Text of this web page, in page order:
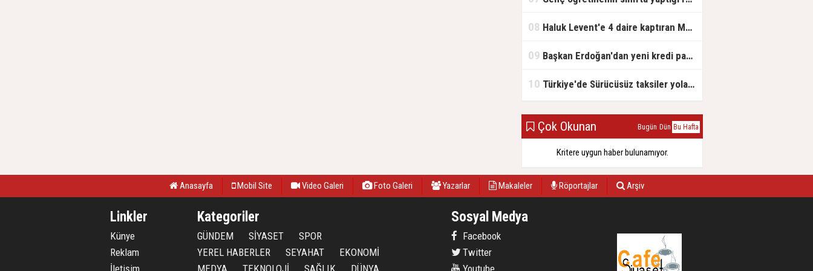
08 Haluk Levent'e 4 daire kaptıran Müteahhit soluğu savcılıkta aldı
09 Başkan Erdoğan'dan yeni kredi paketi müjdesi: 6 ay geri ödemesiz, 36 ay vadeli
10 Türkiye'de Sürücüsüz taksiler yola çıkmaya hazırlanıyor
Çok Okunan Bugün Dün Bu Hafta
Kritere uygun haber bulunamıyor.
Anasayfa Mobil Site Video Galeri Foto Galeri Yazarlar Makaleler Röportajlar Arşiv
Linkler
Künye
Reklam
İletişim
Kategoriler
GÜNDEM SİYASET
SPOR
YEREL HABERLER
SEYAHAT
EKONOMİ
MEDYA
TEKNOLOJİ SAĞLIK DÜNYA
Sosyal Medya
Facebook
Twitter
Youtube